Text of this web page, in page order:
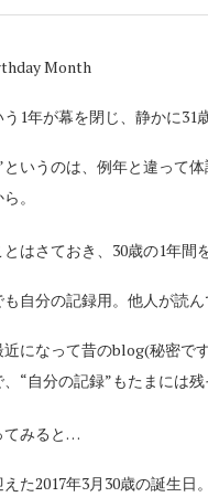
Month
う1年が幕を閉じ、静かに31
というのは、例年と違って
。
とはさておき、30歳の1年
自分の記録用。他人が読
近になって昔のblog(秘密で
“自分の記録”もたまには残
てみると…
た2017年3月30歳の誕生日。